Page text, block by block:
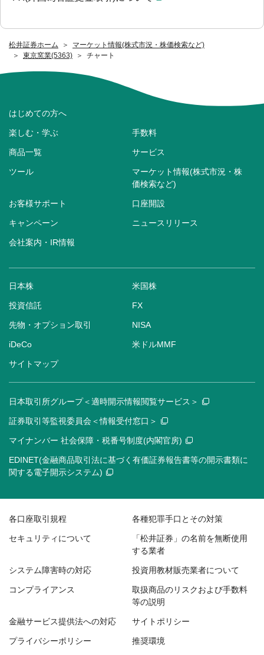
松井証券ホーム
マーケット情報(株式市況・株価検索など)
東京窯業(5363)
チャート
はじめての方へ
楽しむ・学ぶ 手数料
商品一覧 サービス
ツール
マーケット情報(株式市況・株
価検索など)
お客様サポート 口座開設
キャンペーン ニュースリリース
会社案内・IR情報
日本株 米国株
投資信託 FX
先物・オプション取引 NISA
iDeCo 米ドルMMF
サイトマップ
日本取引所グループ＜適時開示情報閲覧サービス＞
証券取引等監視委員会＜情報受付窓口＞
マイナンバー 社会保障・税番号制度(内閣官房)
EDINET(金融商品取引法に基づく有価証券報告書等の開示書類に
関する電子開示システム)
各口座取引規程 各種犯罪手口とその対策
セキュリティについて
「松井証券」の名前を無断使用
する業者
システム障害時の対応 投資用教材販売業者について
コンプライアンス
取扱商品のリスクおよび手数料
等の説明
金融サービス提供法への対応 サイトポリシー
プライバシーポリシー 推奨環境